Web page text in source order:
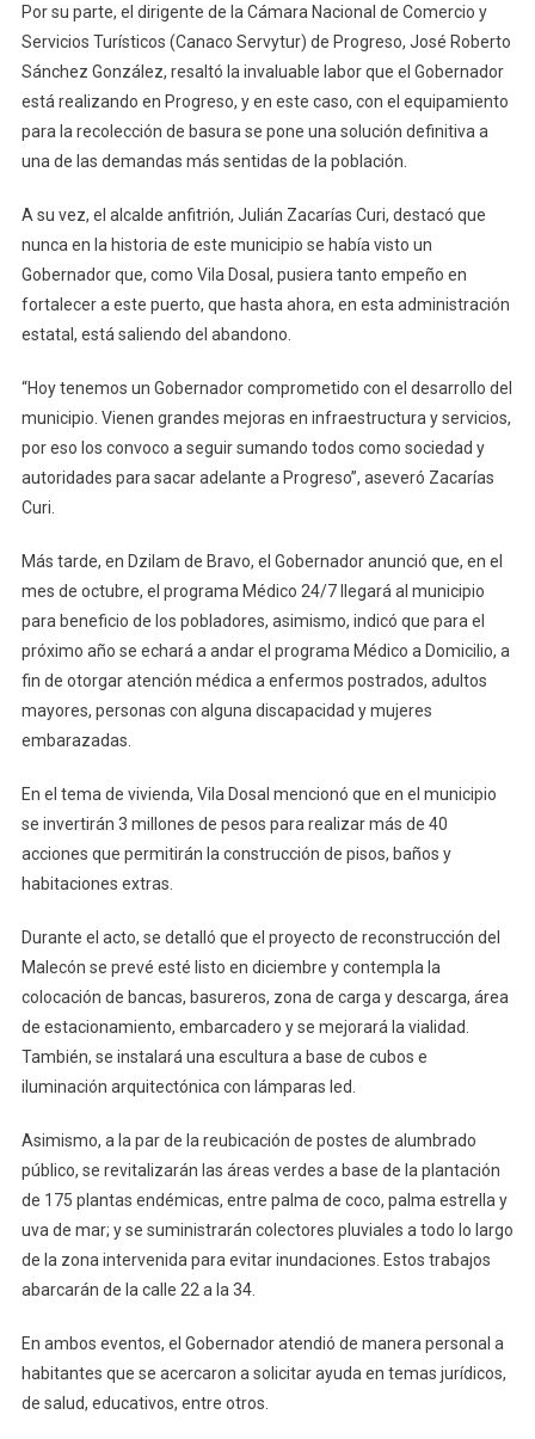
Por su parte, el dirigente de la Cámara Nacional de Comercio y
Servicios Turísticos (Canaco Servytur) de Progreso, José Roberto
Sánchez González, resaltó la invaluable labor que el Gobernador
está realizando en Progreso, y en este caso, con el equipamiento
para la recolección de basura se pone una solución definitiva a
una de las demandas más sentidas de la población.
A su vez, el alcalde anfitrión, Julián Zacarías Curi, destacó que
nunca en la historia de este municipio se había visto un
Gobernador que, como Vila Dosal, pusiera tanto empeño en
fortalecer a este puerto, que hasta ahora, en esta administración
estatal, está saliendo del abandono.
“Hoy tenemos un Gobernador comprometido con el desarrollo del
municipio. Vienen grandes mejoras en infraestructura y servicios,
por eso los convoco a seguir sumando todos como sociedad y
autoridades para sacar adelante a Progreso”, aseveró Zacarías
Curi.
Más tarde, en Dzilam de Bravo, el Gobernador anunció que, en el
mes de octubre, el programa Médico 24/7 llegará al municipio
para beneficio de los pobladores, asimismo, indicó que para el
próximo año se echará a andar el programa Médico a Domicilio, a
fin de otorgar atención médica a enfermos postrados, adultos
mayores, personas con alguna discapacidad y mujeres
embarazadas.
En el tema de vivienda, Vila Dosal mencionó que en el municipio
se invertirán 3 millones de pesos para realizar más de 40
acciones que permitirán la construcción de pisos, baños y
habitaciones extras.
Durante el acto, se detalló que el proyecto de reconstrucción del
Malecón se prevé esté listo en diciembre y contempla la
colocación de bancas, basureros, zona de carga y descarga, área
de estacionamiento, embarcadero y se mejorará la vialidad.
También, se instalará una escultura a base de cubos e
iluminación arquitectónica con lámparas led.
Asimismo, a la par de la reubicación de postes de alumbrado
público, se revitalizarán las áreas verdes a base de la plantación
de 175 plantas endémicas, entre palma de coco, palma estrella y
uva de mar; y se suministrarán colectores pluviales a todo lo largo
de la zona intervenida para evitar inundaciones. Estos trabajos
abarcarán de la calle 22 a la 34.
En ambos eventos, el Gobernador atendió de manera personal a
habitantes que se acercaron a solicitar ayuda en temas jurídicos,
de salud, educativos, entre otros.